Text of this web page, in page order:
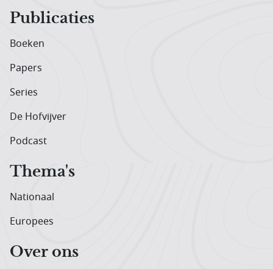
Publicaties
Boeken
Papers
Series
De Hofvijver
Podcast
Thema's
Nationaal
Europees
Over ons